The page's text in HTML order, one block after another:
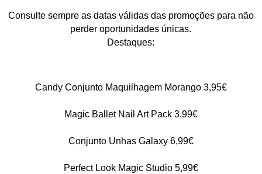
Consulte sempre as datas válidas das promoções para não
perder oportunidades únicas.
Destaques:
Candy Conjunto Maquilhagem Morango 3,95€
Magic Ballet Nail Art Pack 3,99€
Conjunto Unhas Galaxy 6,99€
Perfect Look Magic Studio 5,99€